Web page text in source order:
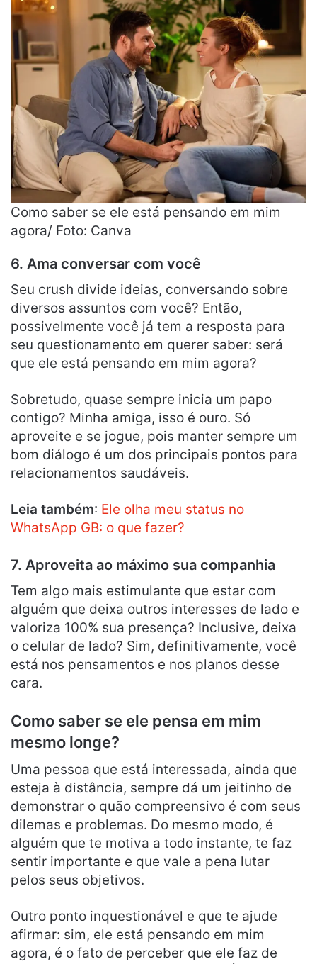
Como saber se ele está pensando em mim
agora/ Foto: Canva
6. Ama conversar com você
Seu crush divide ideias, conversando sobre
diversos assuntos com você? Então,
possivelmente você já tem a resposta para
seu questionamento em querer saber: será
que ele está pensando em mim agora?
Sobretudo, quase sempre inicia um papo
contigo? Minha amiga, isso é ouro. Só
aproveite e se jogue, pois manter sempre um
bom diálogo é um dos principais pontos para
relacionamentos saudáveis.
Leia também: Ele olha meu status no
WhatsApp GB: o que fazer?
7. Aproveita ao máximo sua companhia
Tem algo mais estimulante que estar com
alguém que deixa outros interesses de lado e
valoriza 100% sua presença? Inclusive, deixa
o celular de lado? Sim, definitivamente, você
está nos pensamentos e nos planos desse
cara.
Como saber se ele pensa em mim
mesmo longe?
Uma pessoa que está interessada, ainda que
esteja à distância, sempre dá um jeitinho de
demonstrar o quão compreensivo é com seus
dilemas e problemas. Do mesmo modo, é
alguém que te motiva a todo instante, te faz
sentir importante e que vale a pena lutar
pelos seus objetivos.
Outro ponto inquestionável e que te ajude
afirmar: sim, ele está pensando em mim
agora, é o fato de perceber que ele faz de